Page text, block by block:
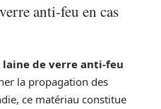
anti-feu en cas
laine de verre anti-feu
la propagation des
ce matériau constitue